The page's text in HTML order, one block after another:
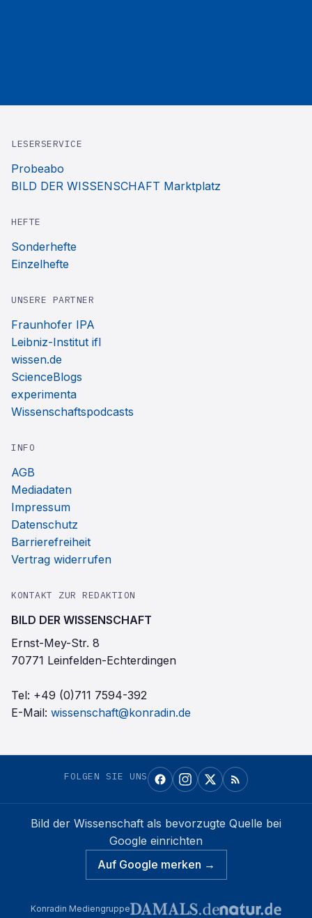
LESERSERVICE
Probeabo
BILD DER WISSENSCHAFT Marktplatz
HEFTE
Sonderhefte
Einzelhefte
UNSERE PARTNER
Fraunhofer IPA
Leibniz-Institut ifl
wissen.de
ScienceBlogs
experimenta
Wissenschaftspodcasts
INFO
AGB
Mediadaten
Impressum
Datenschutz
Barrierefreiheit
Vertrag widerrufen
KONTAKT ZUR REDAKTION
BILD DER WISSENSCHAFT
Ernst-Mey-Str. 8
70771 Leinfelden-Echterdingen
Tel: +49 (0)711 7594-392
E-Mail: wissenschaft@konradin.de
FOLGEN SIE UNS
Bild der Wissenschaft als bevorzugte Quelle bei
Google einrichten
Auf Google merken →
Konradin Mediengruppe